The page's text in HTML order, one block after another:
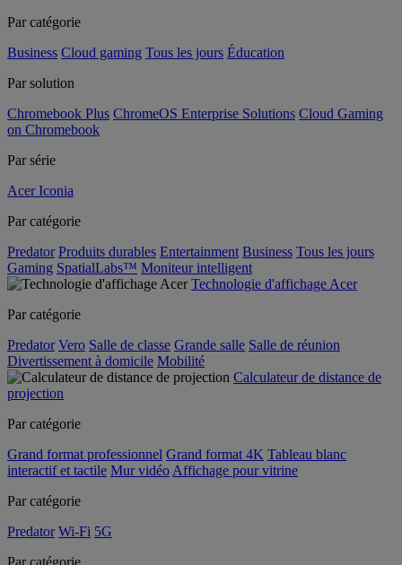
Par catégorie
Business Cloud gaming Tous les jours Éducation
Par solution
Chromebook Plus ChromeOS Enterprise Solutions Cloud Gaming
on Chromebook
Par série
Acer Iconia
Par catégorie
Predator Produits durables Entertainment Business Tous les jours
Gaming SpatialLabs™ Moniteur intelligent
Technologie d'affichage Acer
Par catégorie
Predator Vero Salle de classe Grande salle Salle de réunion
Divertissement à domicile Mobilité
Calculateur de distance de
projection
Par catégorie
Grand format professionnel Grand format 4K Tableau blanc
interactif et tactile Mur vidéo Affichage pour vitrine
Par catégorie
Predator Wi-Fi 5G
Par catégorie